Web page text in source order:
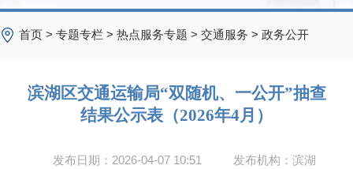
首页 > 专题专栏 > 热点服务专题 > 交通服务 > 政务公开
滨湖区交通运输局“双随机、一公开”抽查
结果公示表（2026年4月）
发布日期：2026-04-07 10:51
发布机构：滨湖